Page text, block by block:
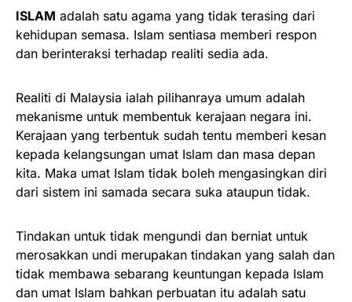
ISLAM adalah satu agama yang tidak terasing dari
kehidupan semasa. Islam sentiasa memberi respon
dan berinteraksi terhadap realiti sedia ada.
Realiti di Malaysia ialah pilihanraya umum adalah
mekanisme untuk membentuk kerajaan negara ini.
Kerajaan yang terbentuk sudah tentu memberi kesan
kepada kelangsungan umat Islam dan masa depan
kita. Maka umat Islam tidak boleh mengasingkan diri
dari sistem ini samada secara suka ataupun tidak.
Tindakan untuk tidak mengundi dan berniat untuk
merosakkan undi merupakan tindakan yang salah dan
tidak membawa sebarang keuntungan kepada Islam
dan umat Islam bahkan perbuatan itu adalah satu